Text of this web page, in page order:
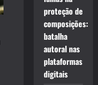
proteção de
composições:
batalha
autoral nas
plataformas
digitais